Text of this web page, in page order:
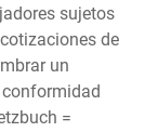
sujetos
de
un
conformidad
=